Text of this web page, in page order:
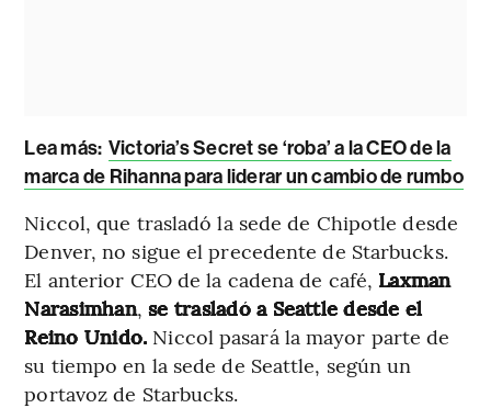
Lea más: Victoria’s Secret se ‘roba’ a la CEO de la
marca de Rihanna para liderar un cambio de rumbo
Niccol, que trasladó la sede de Chipotle desde
Denver, no sigue el precedente de Starbucks.
El anterior CEO de la cadena de café, Laxman
Narasimhan, se trasladó a Seattle desde el
Reino Unido. Niccol pasará la mayor parte de
su tiempo en la sede de Seattle, según un
portavoz de Starbucks.